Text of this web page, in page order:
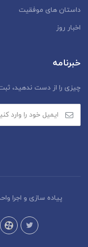
داستان‌ های موفقیت
اخبار روز
خبرنامه
چیزی را از دست ندهید،
پیاده سازی و اجرا